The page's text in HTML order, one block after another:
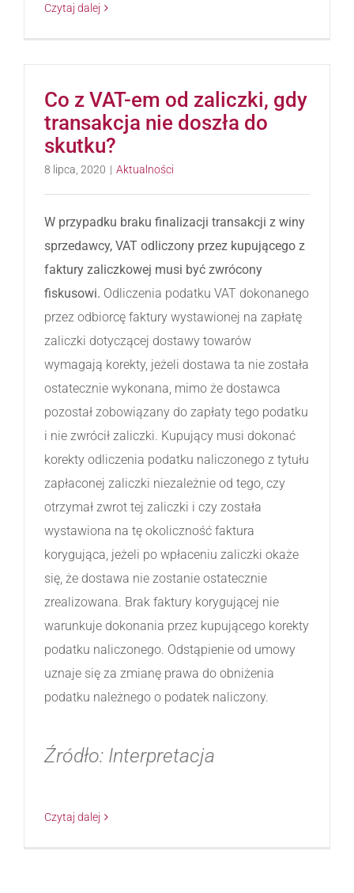
Czytaj dalej
Co z VAT-em od zaliczki, gdy
transakcja nie doszła do
skutku?
8 lipca, 2020 | Aktualności
W przypadku braku finalizacji transakcji z winy
sprzedawcy, VAT odliczony przez kupującego z
faktury zaliczkowej musi być zwrócony
fiskusowi. Odliczenia podatku VAT dokonanego
przez odbiorcę faktury wystawionej na zapłatę
zaliczki dotyczącej dostawy towarów
wymagają korekty, jeżeli dostawa ta nie została
ostatecznie wykonana, mimo że dostawca
pozostał zobowiązany do zapłaty tego podatku
i nie zwrócił zaliczki. Kupujący musi dokonać
korekty odliczenia podatku naliczonego z tytułu
zapłaconej zaliczki niezależnie od tego, czy
otrzymał zwrot tej zaliczki i czy została
wystawiona na tę okoliczność faktura
korygująca, jeżeli po wpłaceniu zaliczki okaże
się, że dostawa nie zostanie ostatecznie
zrealizowana. Brak faktury korygującej nie
warunkuje dokonania przez kupującego korekty
podatku naliczonego. Odstąpienie od umowy
uznaje się za zmianę prawa do obniżenia
podatku należnego o podatek naliczony.
Źródło: Interpretacja
Czytaj dalej